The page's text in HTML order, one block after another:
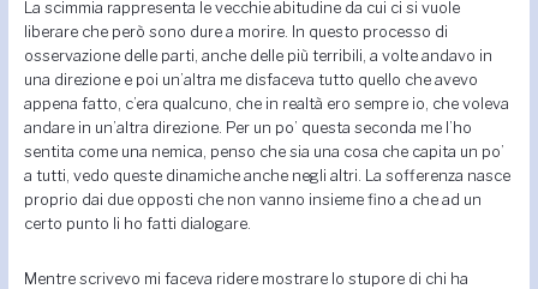
La scimmia rappresenta le vecchie abitudine da cui ci si vuole
liberare che però sono dure a morire. In questo processo di
osservazione delle parti, anche delle più terribili, a volte andavo in
una direzione e poi un’altra me disfaceva tutto quello che avevo
appena fatto, c’era qualcuno, che in realtà ero sempre io, che voleva
andare in un’altra direzione. Per un po’ questa seconda me l’ho
sentita come una nemica, penso che sia una cosa che capita un po’
a tutti, vedo queste dinamiche anche negli altri. La sofferenza nasce
proprio dai due opposti che non vanno insieme fino a che ad un
certo punto li ho fatti dialogare.
Mentre scrivevo mi faceva ridere mostrare lo stupore di chi ha